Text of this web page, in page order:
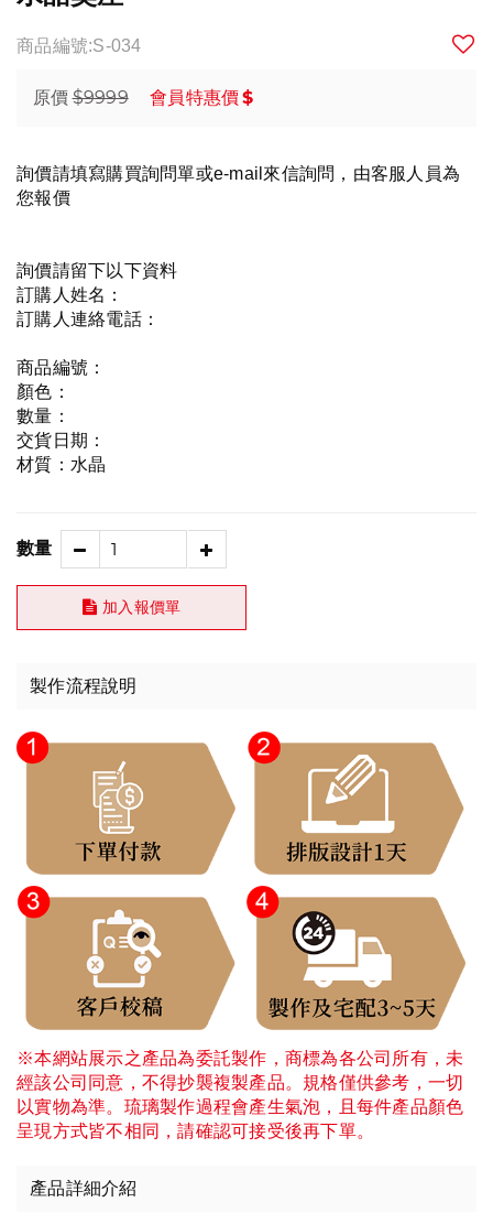
商品編號:S-034
原價 $9999 會員特惠價$
詢價請填寫購買詢問單或e-mail來信詢問，由客服人員為
您報價
詢價請留下以下資料
訂購人姓名：
訂購人連絡電話：
商品編號：
顏色：
數量：
交貨日期：
材質：水晶
數量
加入報價單
製作流程說明
※本網站展示之產品為委託製作，商標為各公司所有，未
經該公司同意，不得抄襲複製產品。規格僅供參考，一切
以實物為準。琉璃製作過程會產生氣泡，且每件產品顏色
呈現方式皆不相同，請確認可接受後再下單。
產品詳細介紹